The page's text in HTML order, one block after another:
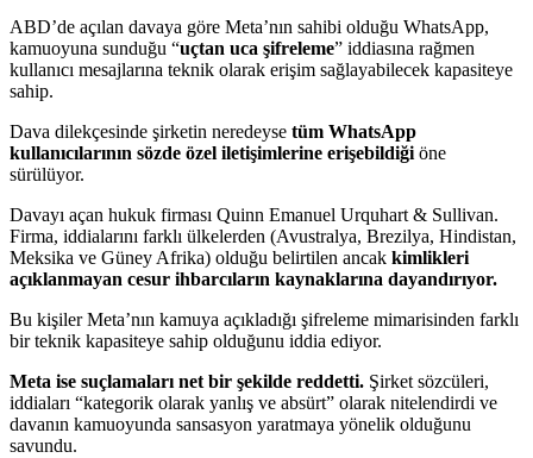
ABD’de açılan davaya göre Meta’nın sahibi olduğu WhatsApp,
kamuoyuna sunduğu “uçtan uca şifreleme” iddiasına rağmen
kullanıcı mesajlarına teknik olarak erişim sağlayabilecek kapasiteye
sahip.
Dava dilekçesinde şirketin neredeyse tüm WhatsApp
kullanıcılarının sözde özel iletişimlerine erişebildiği öne
sürülüyor.
Davayı açan hukuk firması Quinn Emanuel Urquhart & Sullivan.
Firma, iddialarını farklı ülkelerden (Avustralya, Brezilya, Hindistan,
Meksika ve Güney Afrika) olduğu belirtilen ancak kimlikleri
açıklanmayan cesur ihbarcıların kaynaklarına dayandırıyor.
Bu kişiler Meta’nın kamuya açıkladığı şifreleme mimarisinden farklı
bir teknik kapasiteye sahip olduğunu iddia ediyor.
Meta ise suçlamaları net bir şekilde reddetti. Şirket sözcüleri,
iddiaları “kategorik olarak yanlış ve absürt” olarak nitelendirdi ve
davanın kamuoyunda sansasyon yaratmaya yönelik olduğunu
savundu.